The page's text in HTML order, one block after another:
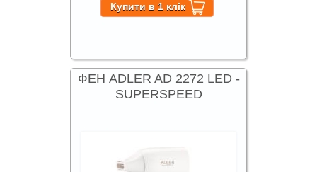
ФЕН ADLER AD 2272 LED -
SUPERSPEED